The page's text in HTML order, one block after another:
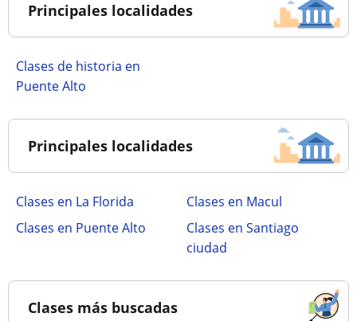
Principales localidades
Clases de historia en
Puente Alto
Principales localidades
Clases en La Florida
Clases en Macul
Clases en Puente Alto
Clases en Santiago
ciudad
Clases más buscadas